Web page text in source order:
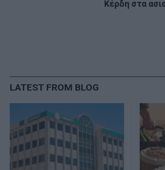
Previous
Κέρδη στα
LATEST FROM BLOG